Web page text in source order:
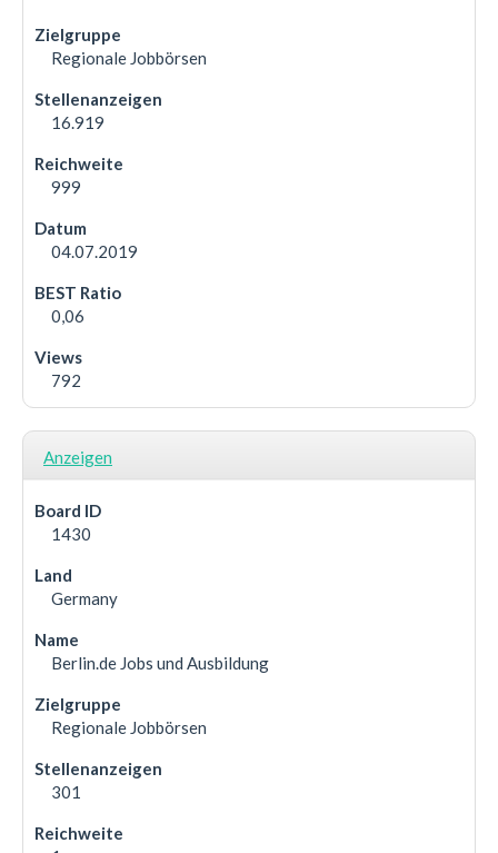
Regionale Jobbörsen
16.919
999
04.07.2019
0,06
792
Anzeigen
1430
Germany
Berlin.de Jobs und Ausbildung
Regionale Jobbörsen
301